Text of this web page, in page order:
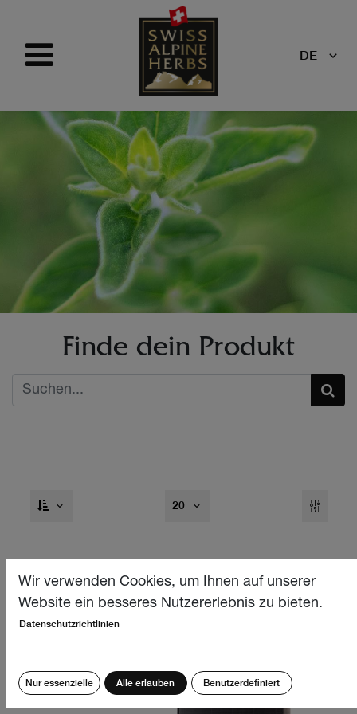
DE
Finde dein Produkt
20
Wir verwenden Cookies, um Ihnen auf unserer
Website ein besseres Nutzererlebnis zu bieten.
Datenschutzrichtlinien
Nur essenzielle Alle erlauben Benutzerdefiniert